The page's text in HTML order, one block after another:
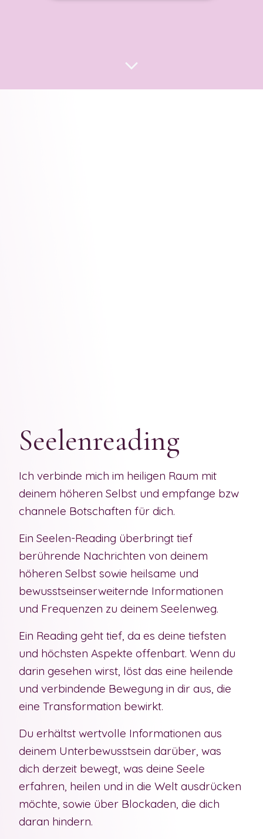
Seelenreading
Ich verbinde mich im heiligen Raum mit
deinem höheren Selbst und empfange bzw
channele Botschaften für dich.
Ein Seelen-Reading überbringt tief
berührende Nachrichten von deinem
höheren Selbst sowie heilsame und
bewusstseinserweiternde Informationen
und Frequenzen zu deinem Seelenweg.
Ein Reading geht tief, da es deine tiefsten
und höchsten Aspekte offenbart. Wenn du
darin gesehen wirst, löst das eine heilende
und verbindende Bewegung in dir aus, die
eine Transformation bewirkt.
Du erhältst wertvolle Informationen aus
deinem Unterbewusstsein darüber, was
dich derzeit bewegt, was deine Seele
erfahren, heilen und in die Welt ausdrücken
möchte, sowie über Blockaden, die dich
daran hindern.